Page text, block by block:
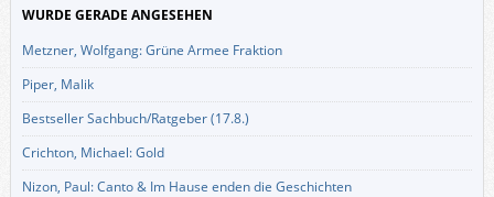
WURDE GERADE ANGESEHEN
Metzner, Wolfgang: Grüne Armee Fraktion
Piper, Malik
Bestseller Sachbuch/Ratgeber (17.8.)
Crichton, Michael: Gold
Nizon, Paul: Canto & Im Hause enden die Geschichten